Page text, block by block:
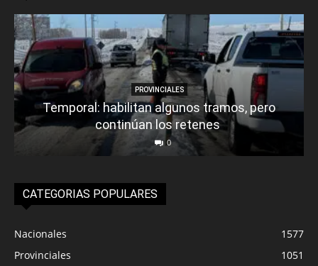
PROVINCIALES
Temporal: habilitan algunos tramos, pero
continúan los retenes
0
CATEGORIAS POPULARES
Nacionales
1577
Provinciales
1051